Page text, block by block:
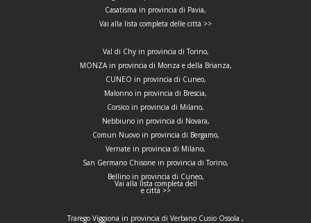
Casatisma in provincia di Pavia,
Vai alla lista completa delle città >>
Val di Chy in provincia di Torino,
MONZA in provincia di Monza e della Brianza,
CUNEO in provincia di Cuneo,
Malonno in provincia di Brescia,
Corsico in provincia di Milano,
Nebbiuno in provincia di Novara,
Comun Nuovo in provincia di Bergamo,
Vernate in provincia di Milano,
San Germano Chisone in provincia di Torino,
Bellino in provincia di Cuneo,
Vai alla lista completa dell
e città >>
Trarego Viggiona in provincia di Verbano Cusio Ossola ,